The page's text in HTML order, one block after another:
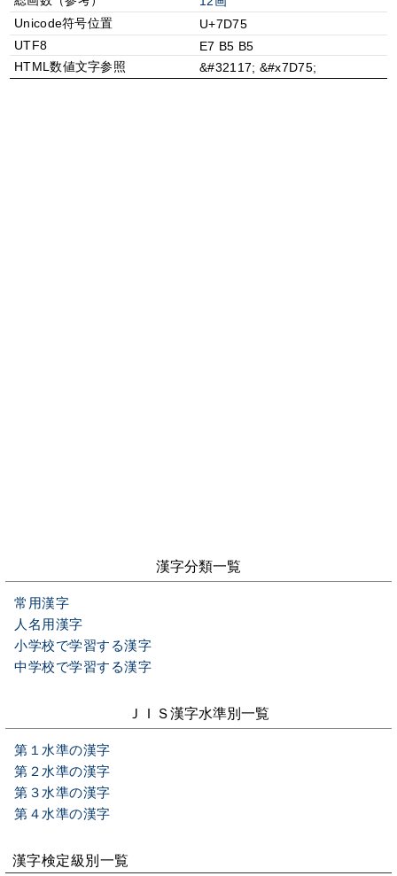
Unicode符号位置
U+7D75
UTF8
E7 B5 B5
HTML数値文字参照
&#32117; &#x7D75;
漢字分類一覧
常用漢字
人名用漢字
小学校で学習する漢字
中学校で学習する漢字
ＪＩＳ漢字水準別一覧
第１水準の漢字
第２水準の漢字
第３水準の漢字
第４水準の漢字
漢字検定級別一覧